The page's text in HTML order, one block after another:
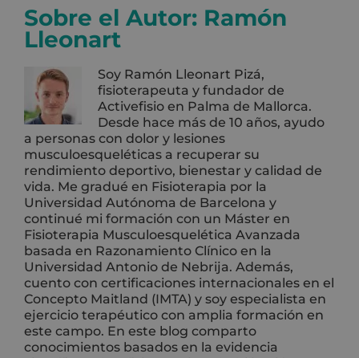
Sobre el Autor: Ramón
Lleonart
Soy Ramón Lleonart Pizá,
fisioterapeuta y fundador de
Activefisio en Palma de Mallorca.
Desde hace más de 10 años, ayudo
a personas con dolor y lesiones
musculoesqueléticas a recuperar su
rendimiento deportivo, bienestar y calidad de
vida. Me gradué en Fisioterapia por la
Universidad Autónoma de Barcelona y
continué mi formación con un Máster en
Fisioterapia Musculoesquelética Avanzada
basada en Razonamiento Clínico en la
Universidad Antonio de Nebrija. Además,
cuento con certificaciones internacionales en el
Concepto Maitland (IMTA) y soy especialista en
ejercicio terapéutico con amplia formación en
este campo. En este blog comparto
conocimientos basados en la evidencia